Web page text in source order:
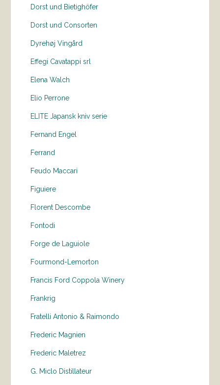
Dorst und Bietighöfer
Dorst und Consorten
Dyrehøj Vingård
Effegi Cavatappi srl
Elena Walch
Elio Perrone
ELITE Japansk kniv serie
Fernand Engel
Ferrand
Feudo Maccari
Figuiere
Florent Descombe
Fontodi
Forge de Laguiole
Fourmond-Lemorton
Francis Ford Coppola Winery
Frankrig
Fratelli Antonio & Raimondo
Frederic Magnien
Frederic Maletrez
G. Miclo Distillateur